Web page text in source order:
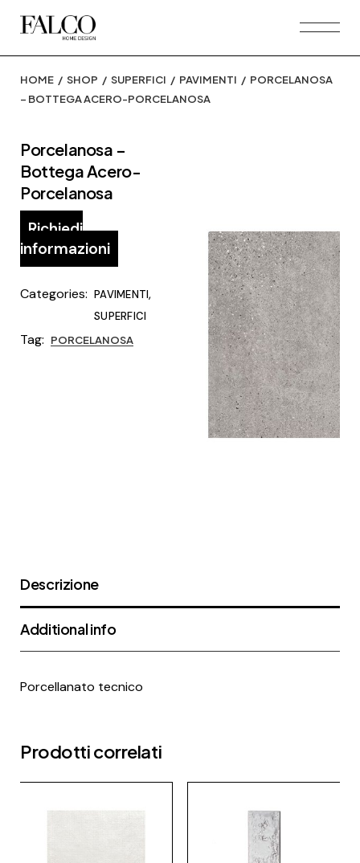
HOME SHOP SUPERFICI PAVIMENTI
PORCELANOSA
– BOTTEGA ACERO-PORCELANOSA
Porcelanosa –
Bottega Acero-
Porcelanosa
Richiedi
informazioni
Categories: PAVIMENTI,
SUPERFICI
Tag: PORCELANOSA
Descrizione
Additional info
Porcellanato tecnico
Prodotti correlati